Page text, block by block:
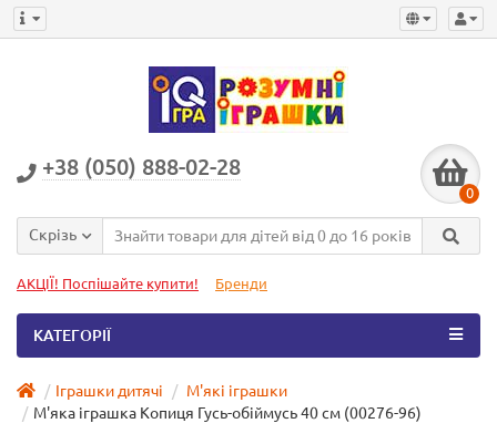
+38 (050) 888-02-28
0
Скрізь
АКЦІЇ! Поспішайте купити! Бренди
КАТЕГОРІЇ
Іграшки дитячі
М'які іграшки
М'яка іграшка Копиця Гусь-обіймусь 40 см (00276-96)